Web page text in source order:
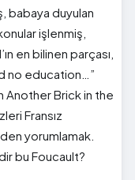
babaya duyulan
işlenmiş,
en bilinen parçası,
no education…”
Another Brick in the
Fransız
yorumlamak.
bu Foucault?